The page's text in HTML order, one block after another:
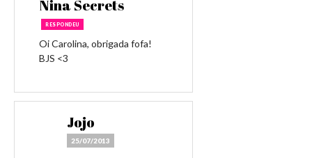
Nina Secrets
RESPONDEU
Oi Carolina, obrigada fofa!
BJS <3
Jojo
25/07/2013